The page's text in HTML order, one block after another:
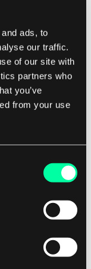
ads, to
our traffic.
of our site with
partners who
you’ve
from your use
pomysłami,
założycielami.
które zmieniają
nasze osobiste
warto zwrócić